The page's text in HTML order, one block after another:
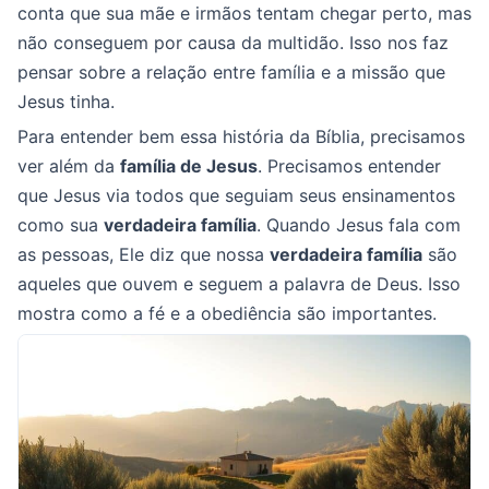
conta que sua mãe e irmãos tentam chegar perto, mas
não conseguem por causa da multidão. Isso nos faz
pensar sobre a relação entre família e a missão que
Jesus tinha.
Para entender bem essa história da Bíblia, precisamos
ver além da família de Jesus. Precisamos entender
que Jesus via todos que seguiam seus ensinamentos
como sua verdadeira família. Quando Jesus fala com
as pessoas, Ele diz que nossa verdadeira família são
aqueles que ouvem e seguem a palavra de Deus. Isso
mostra como a fé e a obediência são importantes.